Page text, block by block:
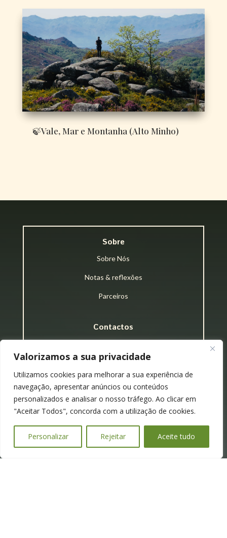
Valorizamos a sua privacidade
Utilizamos cookies para melhorar a sua experiência de
navegação, apresentar anúncios ou conteúdos
personalizados e analisar o nosso tráfego. Ao clicar em
"Aceitar Todos", concorda com a utilização de cookies.
Personalizar Rejeitar Aceite tudo
🍃Vale, Mar e Montanha (Alto Minho)
Sobre
Sobre Nós
Notas & reflexões
Parceiros
Contactos
geral@wewantgreen.pt
Ligações
Políticas de Privacidade
Termos e Condições
Livro de Reclamações